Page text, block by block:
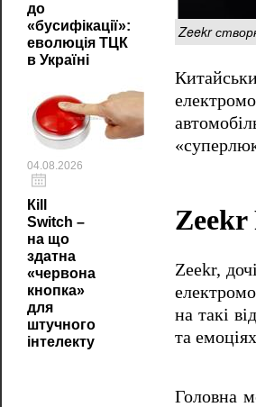
до
«бусифікації»:
еволюція ТЦК
в Україні
04.08.2026
Кill
Switch –
на що
здатна
«червона
кнопка»
для
штучного
інтелекту
Zeekr
Zeekr
Zeekr,
на такі
та
Головна